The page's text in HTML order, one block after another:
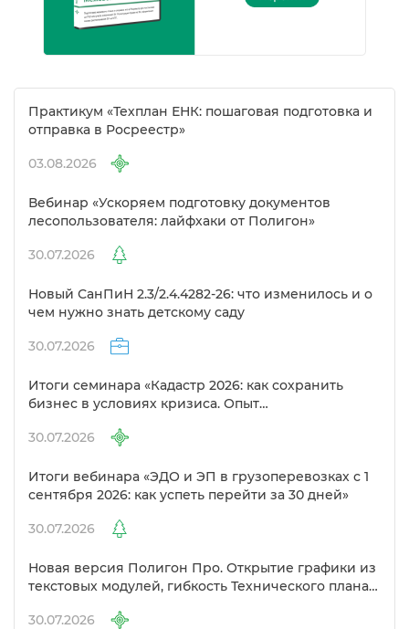
Практикум «Техплан ЕНК: пошаговая подготовка и
отправка в Росреестр»
03.08.2026
ебинар «Ускоряем подготовку документо
лесопользователя: лайфхаки от Полигон»
30.07.2026
Новый СанПиН 2.3/2.4.4282-26: что изменилось и о
чем нужно знать детскому саду
30.07.2026
Итоги семинара «Кадастр 2026: как сохранить
изнес в условиях кризиса. Опыт
30.07.2026
Итоги вебинара «ЭДО и ЭП в грузоперевозках с 1
сентября 2026: как успеть перейти за 30 дней»
30.07.2026
Новая версия Полигон Про. Открытие графики из
текстовых модулей, гибкость Технического плана
30.07.2026